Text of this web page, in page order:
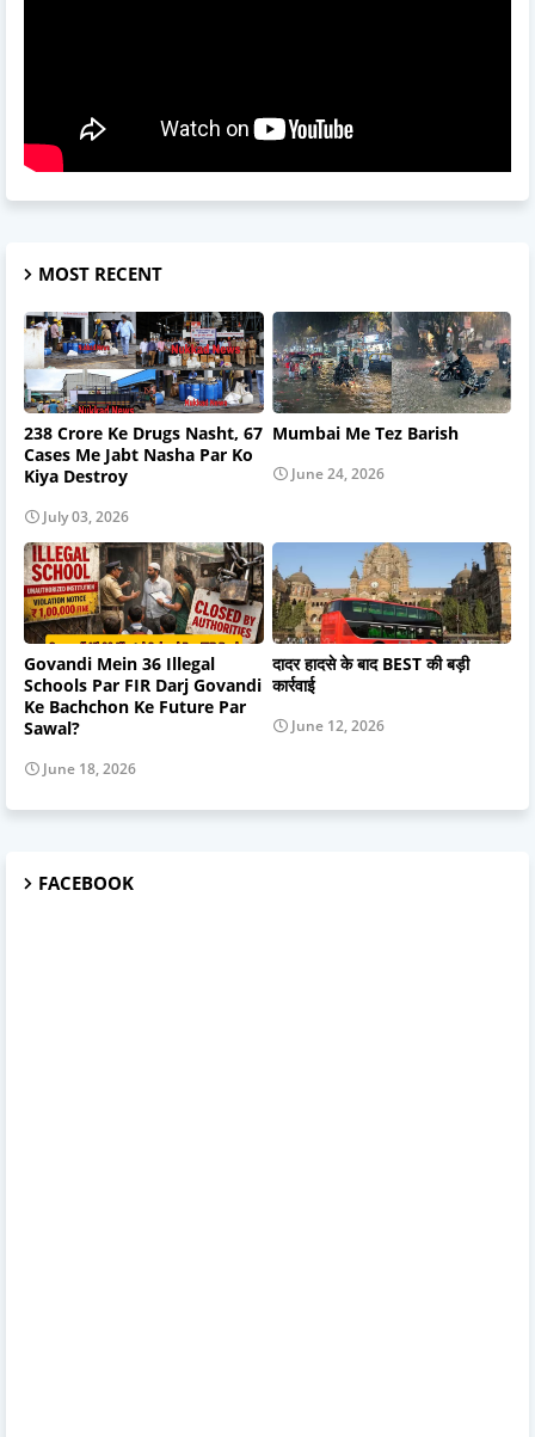
MOST RECENT
238 Crore Ke Drugs Nasht, 67
Cases Me Jabt Nasha Par Ko
Kiya Destroy
July 03, 2026
Mumbai Me Tez Barish
June 24, 2026
Govandi Mein 36 Illegal
Schools Par FIR Darj Govandi
Ke Bachchon Ke Future Par
Sawal?
June 18, 2026
दादर हादसे के बाद BEST की बड़ी
कार्रवाई
June 12, 2026
FACEBOOK